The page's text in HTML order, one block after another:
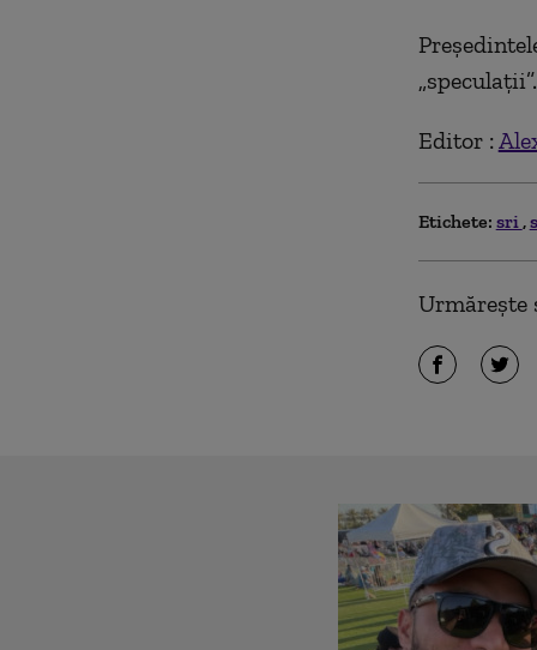
„speculații”.
Editor :
Etichete: sri
Urmărește